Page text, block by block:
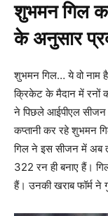
शुभमन गिल
के अनुसार
शुभमन गिल… ये वो नाम है
क्रिकेट के मैदान में रनों
ने पिछले आईपीएल
कप्तानी कर रहे शुभमन
गिल ने इस सीजन में अब
322 रन ही बनाए हैं।
हैं। उनकी खराब फॉर्म ने